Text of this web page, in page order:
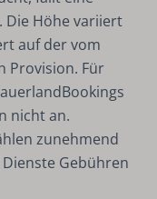
Die Höhe variiert
auf der vom
Provision. Für
nicht an.
zunehmend
Gebühren